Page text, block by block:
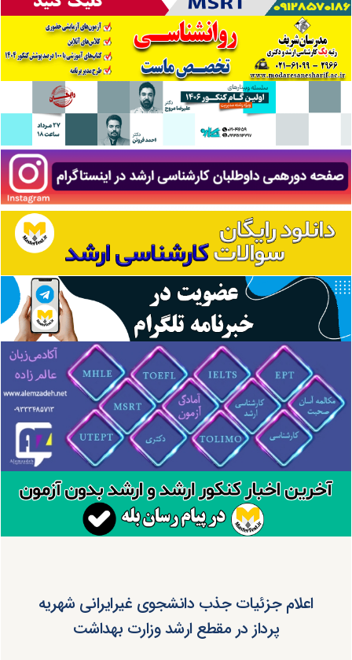
اعلام جزئیات جذب دانشجوی غیرایرانی شهریه
پرداز در مقطع ارشد وزارت بهداشت